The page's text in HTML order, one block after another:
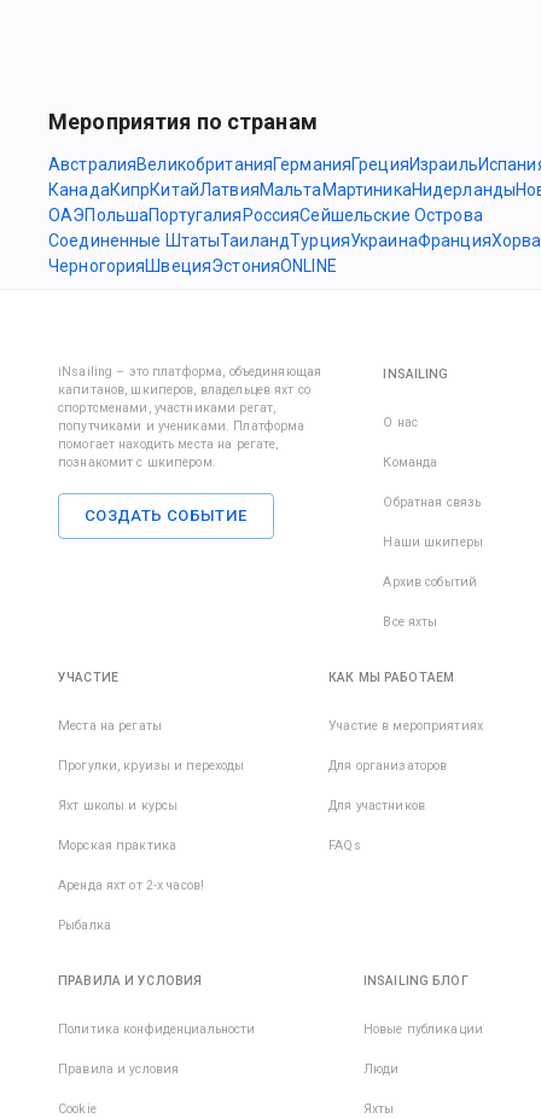
Мероприятия по странам
АвстралияВеликобританияГерманияГрецияИзраиль
КанадаКипрКитайЛатвияМальта МартиникаНидерланды
ОАЭПольшаПортугалия РоссияСейшельские Острова
Соединенные ШтатыТаиландТурцияУкраинаФранция
ЧерногорияШвецияЭстонияONLINE
iNsailing – это платформа, объединяющая
капитанов, шкиперов, владельцев яхт со
спортсменами, участниками регат,
попутчиками и учениками. Платформа
помогает находить места на регате,
познакомит с шкипером.
СОЗДАТЬ СОБЫТИЕ
INSAILING
О нас
Команда
Обратная связь
Наши шкиперы
Архив событий
Все яхты
УЧАСТИЕ
Места на регаты
Прогулки, круизы и переходы
Яхт школы и курсы
Морская практика
Аренда яхт от 2-х часов!
Рыбалка
КАК МЫ РАБОТАЕМ
Участие в мероприятиях
Для организаторов
Для участников
FAQs
ПРАВИЛА И УСЛОВИЯ
Политика конфиденциальности
Правила и условия
Cookie
INSAILING БЛОГ
Новые публикации
Люди
Яхты